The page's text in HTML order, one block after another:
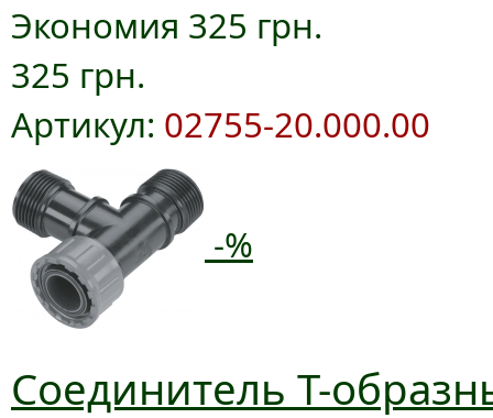
Экономия 325 грн.
325 грн.
Артикул: 02755-20.000.00
-%
Соединитель T-